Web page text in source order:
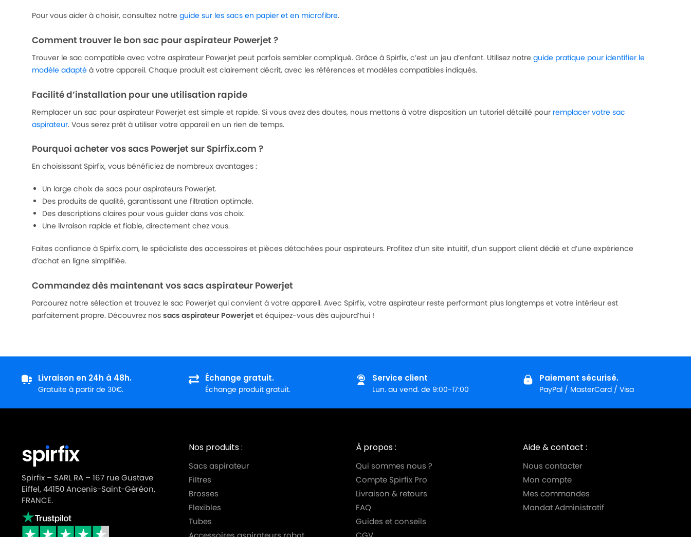
Pour vous aider à choisir, consultez notre guide sur les sacs en papier et en microfibre.
Comment trouver le bon sac pour aspirateur Powerjet ?
Trouver le sac compatible avec votre aspirateur Powerjet peut parfois sembler compliqué. Grâce à Spirfix, c’est un jeu d’enfant. Utilisez notre guide pratique pour identifier le
modèle adapté à votre appareil. Chaque produit est clairement décrit, avec les références et modèles compatibles indiqués.
Facilité d’installation pour une utilisation rapide
Remplacer un sac pour aspirateur Powerjet est simple et rapide. Si vous avez des doutes, nous mettons à votre disposition un tutoriel détaillé pour remplacer votre sac
aspirateur. Vous serez prêt à utiliser votre appareil en un rien de temps.
Pourquoi acheter vos sacs Powerjet sur Spirfix.com ?
En choisissant Spirfix, vous bénéficiez de nombreux avantages :
Un large choix de sacs pour aspirateurs Powerjet.
Des produits de qualité, garantissant une filtration optimale.
Des descriptions claires pour vous guider dans vos choix.
Une livraison rapide et fiable, directement chez vous.
Faites confiance à Spirfix.com, le spécialiste des accessoires et pièces détachées pour aspirateurs. Profitez d’un site intuitif, d’un support client dédié et d’une expérience
d’achat en ligne simplifiée.
Commandez dès maintenant vos sacs aspirateur Powerjet
Parcourez notre sélection et trouvez le sac Powerjet qui convient à votre appareil. Avec Spirfix, votre aspirateur reste performant plus longtemps et votre intérieur est
parfaitement propre. Découvrez nos sacs aspirateur Powerjetet équipez-vous dès aujourd’hui !
Livraison en 24h à 48h.
Gratuite à partir de 30€.
Échange gratuit.
Échange produit gratuit.
Service client
Lun. au vend. de 9:00-17:00
Paiement sécurisé.
PayPal / MasterCard / Visa
Spirfix – SARL RA – 167 rue Gustave
Eiffel, 44150 Ancenis-Saint-Géréon,
FRANCE.
Nos produits :
Sacs aspirateur
Filtres
Brosses
Flexibles
Tubes
À propos :
Qui sommes nous ?
Compte Spirfix Pro
Livraison & retours
FAQ
Guides et conseils
Aide & contact :
Nous contacter
Mon compte
Mes commandes
Mandat Administratif